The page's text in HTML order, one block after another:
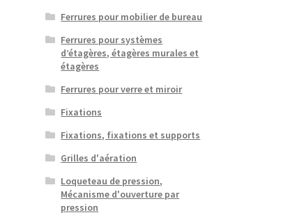
Ferrures pour mobilier de bureau
Ferrures pour systèmes
d’étagères, étagères murales et
étagères
Ferrures pour verre et miroir
Fixations
Fixations, fixations et supports
Grilles d'aération
Loqueteau de pression,
Mécanisme d'ouverture par
pression